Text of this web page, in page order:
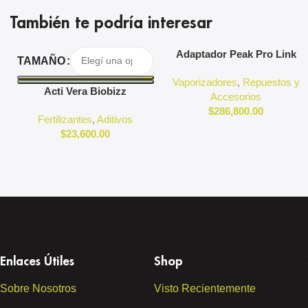
También te podría interesar
Seleccionar Opciones
TAMAÑO
Acti Vera Biobizz
Fertilizantes,Aditivos
$23,600.00
Agregar Al Carrito
Adaptador Peak Pro Link
Vaporizadores, Repuestos y
Accesorios
$286,800.00
Enlaces Útiles
Sobre Nosotros
Shop
Visto Recientemente